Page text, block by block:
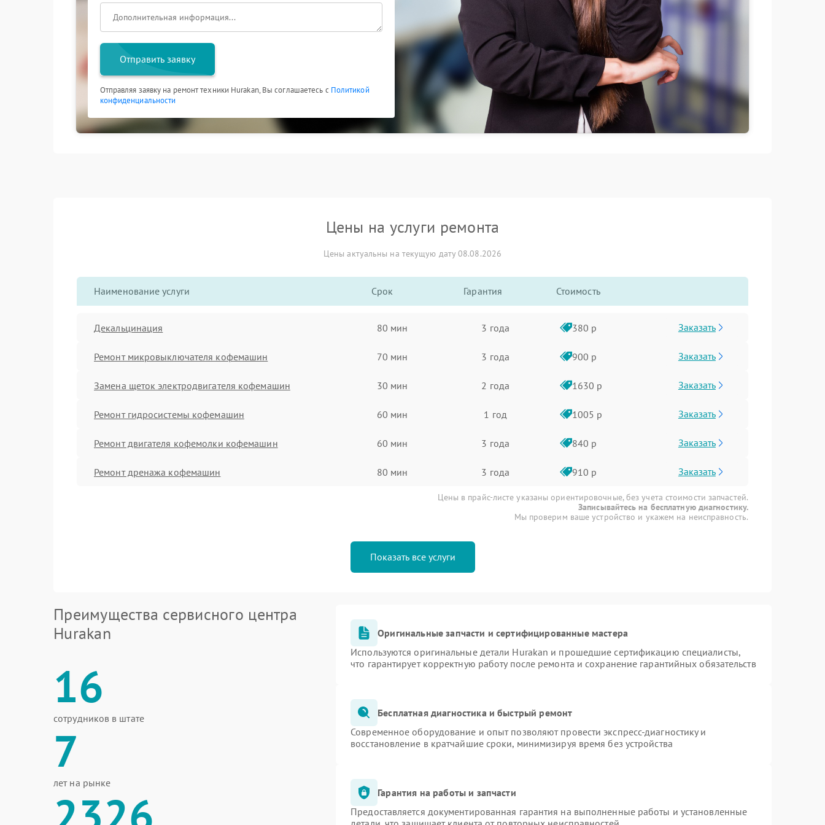
Отправить заявку
Отправляя заявку на ремонт техники Hurakan, Вы соглашаетесь с Политикой
конфиденциальности
Цены на услуги ремонта
Цены актуальны на текущую дату 08.08.2026
Наименование услуги Срок Гарантия Стоимость
Декальцинация 80 мин 3 года 380 р Заказать
Ремонт микровыключателя кофемашин 70 мин 3 года 900 р Заказать
Замена щеток электродвигателя кофемашин 30 мин 2 года 1630 р Заказать
Ремонт гидросистемы кофемашин 60 мин 1 год 1005 р Заказать
Ремонт двигателя кофемолки кофемашин 60 мин 3 года 840 р Заказать
Ремонт дренажа кофемашин 80 мин 3 года 910 р Заказать
Цены в прайс-листе указаны ориентировочные, без учета стоимости запчастей.
Записывайтесь на бесплатную диагностику.
Мы проверим ваше устройство и укажем на неисправность.
Показать все услуги
Преимущества сервисного центра
Hurakan
16
сотрудников в штате
7
лет на рынке
Оригинальные запчасти и сертифицированные мастера
Используются оригинальные детали Hurakan и прошедшие сертификацию специалисты,
что гарантирует корректную работу после ремонта и сохранение гарантийных обязательств
Бесплатная диагностика и быстрый ремонт
Современное оборудование и опыт позволяют провести экспресс-диагностику и
восстановление в кратчайшие сроки, минимизируя время без устройства
Гарантия на работы и запчасти
Предоставляется документированная гарантия на выполненные работы и установленные